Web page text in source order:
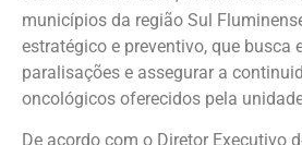
municípios da região Sul
estratégico e preventivo, que busca
paralisações e assegurar a
oncológicos oferecidos pela
De acordo com o Diretor Executivo